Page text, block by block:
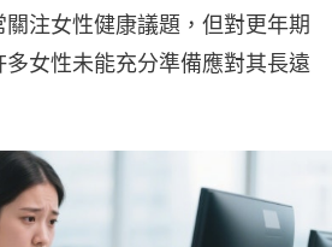
注女性健康議題，但對更年期
女性未能充分準備應對其長遠